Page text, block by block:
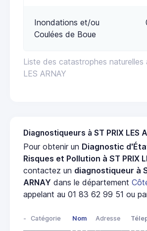
Liste des catastrophes naturelles
LES ARNAY
Inondations et/ou
Coulées de Boue
Diagnostiqueurs à ST PRIX LES
Pour obtenir un Diagnostic
Risques et Pollution à ST PRIX
contactez un diagnostiqueur à
ARNAY dans le département
appelant au 01 83 62 99 51 ou
- Catégorie Nom Adresse